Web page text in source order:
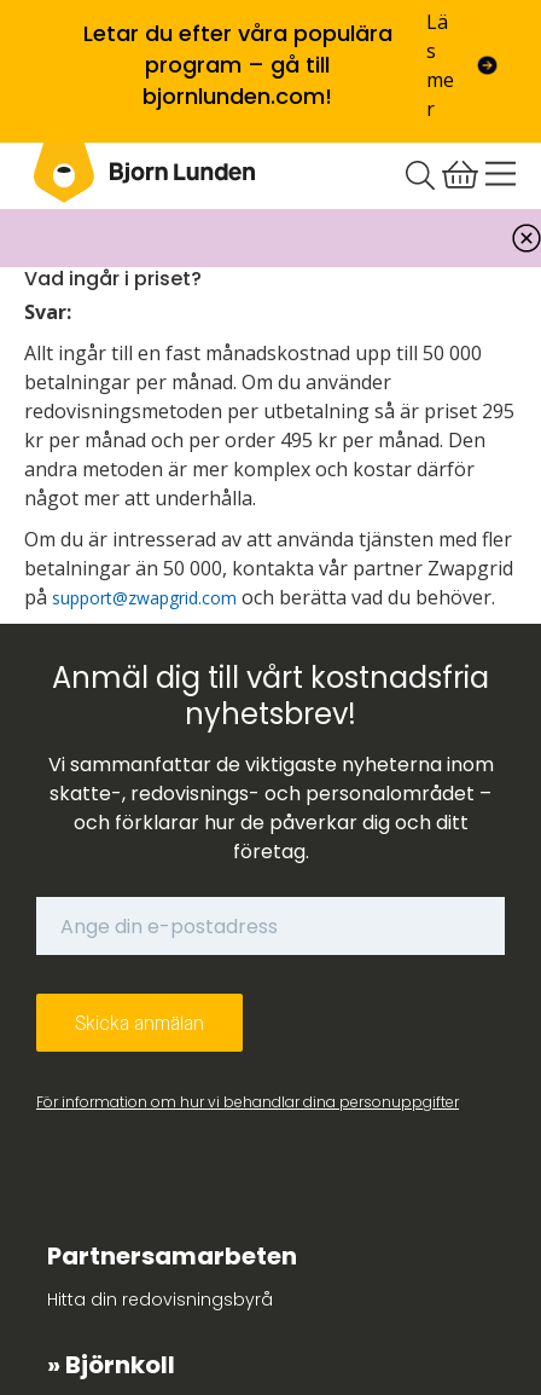
Letar du efter våra populära
program – gå till
bjornlunden.com!
Lä
s
me
r
Vad ingår i priset?
Svar:
Allt ingår till en fast månadskostnad upp till 50 000
betalningar per månad. Om du använder
redovisningsmetoden per utbetalning så är priset 295
kr per månad och per order 495 kr per månad. Den
andra metoden är mer komplex och kostar därför
något mer att underhålla.
Om du är intresserad av att använda tjänsten med fler
betalningar än 50 000, kontakta vår partner Zwapgrid
på support@zwapgrid.com och berätta vad du behöver.
Anmäl dig till vårt kostnadsfria
nyhetsbrev!
Vi sammanfattar de viktigaste nyheterna inom
skatte-, redovisnings- och personalområdet –
och förklarar hur de påverkar dig och ditt
företag.
För information om hur vi behandlar dina personuppgifter
Partnersamarbeten
Hitta din redovisningsbyrå
Björnkoll